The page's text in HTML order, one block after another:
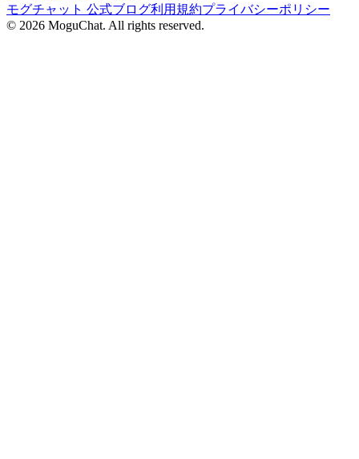
モグチャット 公式ブログ利用規約プライバシーポリシー
© 2026 MoguChat. All rights reserved.